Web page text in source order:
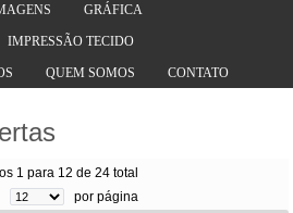
GRÁFICA
IMPRESSÃO TECIDO
QUEM SOMOS CONTATO
1 para 12 de 24 total
por página